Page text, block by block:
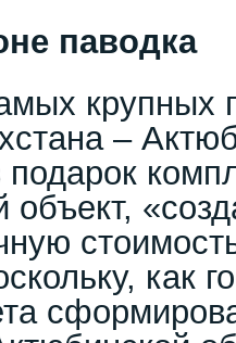
паводка
–
подарок
объект,
как